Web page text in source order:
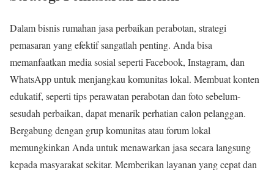
Dalam bisnis rumahan jasa perbaikan perabotan, strategi
pemasaran yang efektif sangatlah penting. Anda bisa
memanfaatkan media sosial seperti Facebook, Instagram, dan
WhatsApp untuk menjangkau komunitas lokal. Membuat konten
edukatif, seperti tips perawatan perabotan dan foto sebelum-
sesudah perbaikan, dapat menarik perhatian calon pelanggan.
Bergabung dengan grup komunitas atau forum lokal
memungkinkan Anda untuk menawarkan jasa secara langsung
kepada masyarakat sekitar. Memberikan layanan yang cepat dan